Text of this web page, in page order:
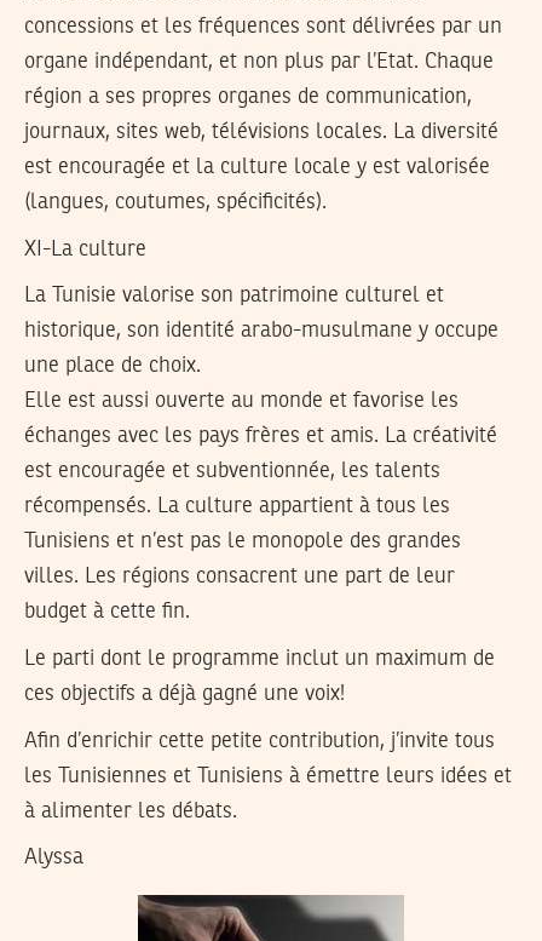
concessions et les fréquences sont délivrées par un
organe indépendant, et non plus par l’Etat. Chaque
région a ses propres organes de communication,
journaux, sites web, télévisions locales. La diversité
est encouragée et la culture locale y est valorisée
(langues, coutumes, spécificités).
XI-La culture
La Tunisie valorise son patrimoine culturel et
historique, son identité arabo-musulmane y occupe
une place de choix.
Elle est aussi ouverte au monde et favorise les
échanges avec les pays frères et amis. La créativité
est encouragée et subventionnée, les talents
récompensés. La culture appartient à tous les
Tunisiens et n’est pas le monopole des grandes
villes. Les régions consacrent une part de leur
budget à cette fin.
Le parti dont le programme inclut un maximum de
ces objectifs a déjà gagné une voix!
Afin d’enrichir cette petite contribution, j’invite tous
les Tunisiennes et Tunisiens à émettre leurs idées et
à alimenter les débats.
Alyssa